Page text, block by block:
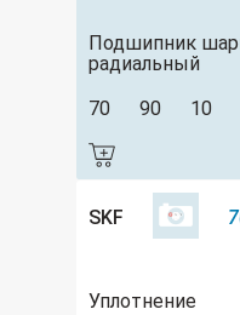
Подшипник
радиальный
70
90 10
SKF
Уплотнение